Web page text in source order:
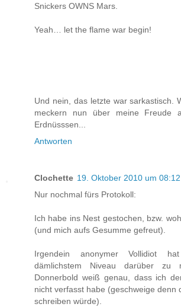
Snickers OWNS Mars.
Yeah… let the flame war begin!
Und nein, das letzte war sarkastisch.
meckern nun über meine Freude
Erdnüsssen...
Antworten
Clochette 19. Oktober 2010 um 08:12
Nur nochmal fürs Protokoll:
Ich habe ins Nest gestochen, bzw.
(und mich aufs Gesumme gefreut).
Irgendein anonymer Vollidiot
dämlichstem Niveau darüber
Donnerbold weiß genau, dass ich
nicht verfasst habe (geschweige denn
schreiben würde).